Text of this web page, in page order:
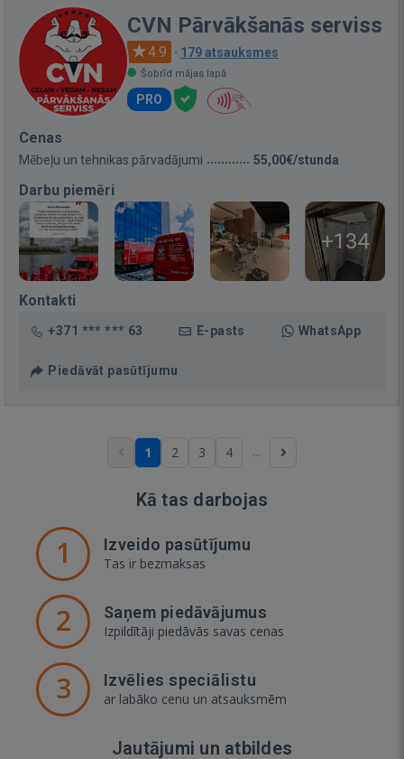
CVN Pārvākšanās serviss
4.9 · 179 atsauksmes
Šobrīd mājas lapā
PRO
Cenas
Mēbeļu un tehnikas pārvadājumi 55,00€/stunda
Darbu piemēri
+134
Kontakti
+371 *** *** 63 E-pasts WhatsApp
Piedāvāt pasūtījumu
1 2 3 4 ...
Kā tas darbojas
1 Izveido pasūtījumu
Tas ir bezmaksas
2 Saņem piedāvājumus
Izpildītāji piedāvās savas cenas
3 Izvēlies speciālistu
ar labāko cenu un atsauksmēm
Jautājumi un atbildes